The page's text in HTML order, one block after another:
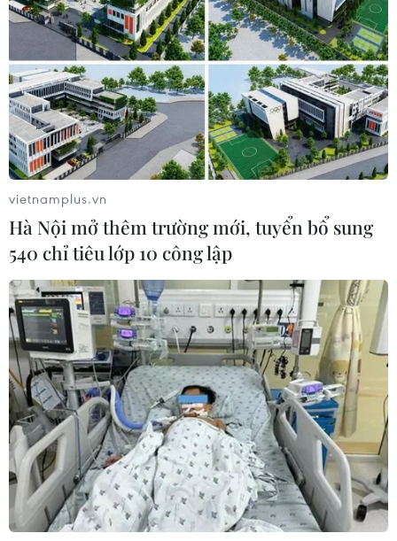
Chính quyền địa phương cho biết, việc di tản người dân thực
hiện theo yêu cầu của nhà thầu nhằm gia cố, khắc phục một số
lỗi sau sự cố phun trào bùn, chất phụ gia khi khoan hầm metro.
(Ảnh: Minh Sơn/Vietnam+)
Bà Phạm Thị Xuyên (68 tuổi) trú tại số nhà 15 cho biết, ngay sau
khi xảy ra sự cố phun trào bùn, gia đình nhà bà đã di tản. Tuy
nhiên khi nhận được thông tin nhà mình xuất hiện hàng loạt vết
nứt bà tỏ ra vô cùng lo lắng. (Ảnh: Minh Sơn/Vietnam+)
vietnamplus.vn
Hà Nội mở thêm trường mới, tuyển bổ sung
540 chỉ tiêu lớp 10 công lập